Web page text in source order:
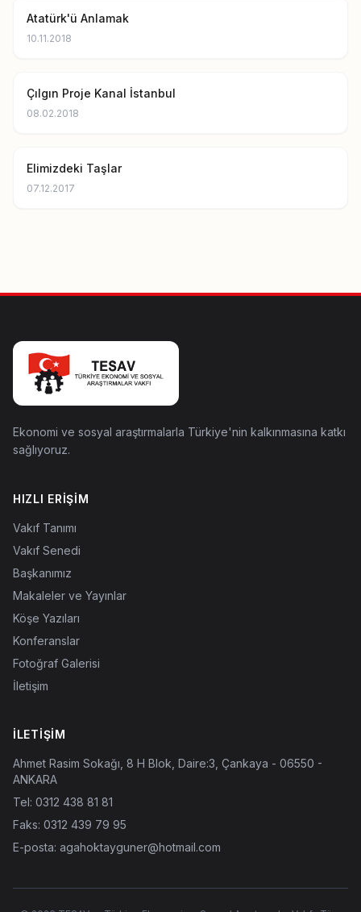
Atatürk'ü Anlamak
10.11.2018
Çılgın Proje Kanal İstanbul
08.02.2018
Elimizdeki Taşlar
07.12.2017
Ekonomi ve sosyal araştırmalarla Türkiye'nin kalkınmasına katkı
sağlıyoruz.
HIZLI ERIŞIM
Vakıf Tanımı
Vakıf Senedi
Başkanımız
Makaleler ve Yayınlar
Köşe Yazıları
Konferanslar
Fotoğraf Galerisi
İletişim
İLETIŞIM
Ahmet Rasim Sokağı, 8 H Blok, Daire:3, Çankaya - 06550 -
ANKARA
Tel: 0312 438 81 81
Faks: 0312 439 79 95
E-posta: agahoktayguner@hotmail.com